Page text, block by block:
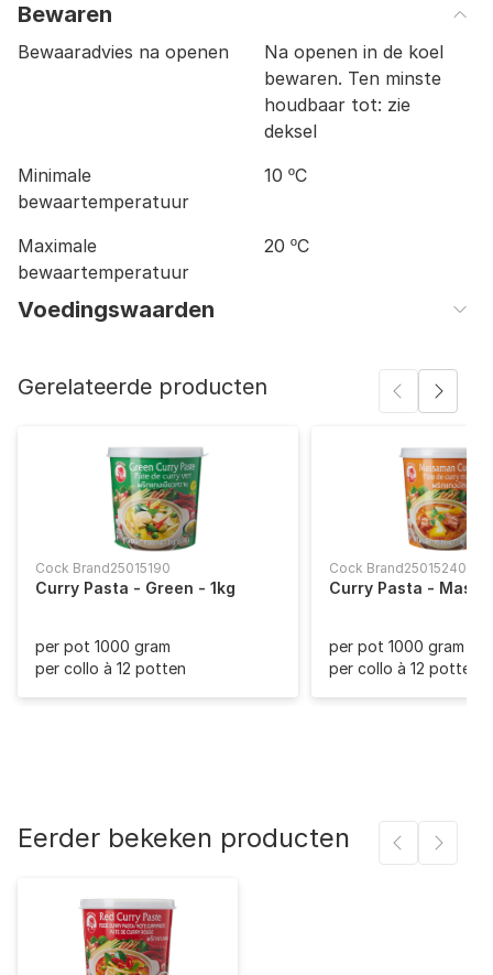
Bewaren
Bewaaradvies na openen
Na openen in de koel
bewaren. Ten minste
houdbaar tot: zie
deksel
Minimale
bewaartemperatuur
10 ºC
Maximale
bewaartemperatuur
20 ºC
Voedingswaarden
Energie (Kcal)
122
Koolhydraten (gram)
- waarvan suiker (gram)
Vet (gram)
Vezels (gram)
Zout (gram)
12,8
Gerelateerde producten
Cock Brand25015190
Curry Pasta - Green - 1kg
per pot 1000 gram
per collo à 12 potten
Cock Brand25015240
Curry Pasta -
per pot 1000 gram
per collo à 12 potten
Eerder bekeken producten